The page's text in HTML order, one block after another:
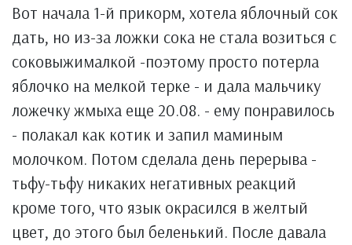
Вот начала 1-й прикорм, хотела яблочный сок
дать, но из-за ложки сока не стала возиться с
соковыжималкой -поэтому просто потерла
яблочко на мелкой терке - и дала мальчику
ложечку жмыха еще 20.08. - ему понравилось
- полакал как котик и запил маминым
молочком. Потом сделала день перерыва -
тьфу-тьфу никаких негативных реакций
кроме того, что язык окрасился в желтый
цвет, до этого был беленький. После давала